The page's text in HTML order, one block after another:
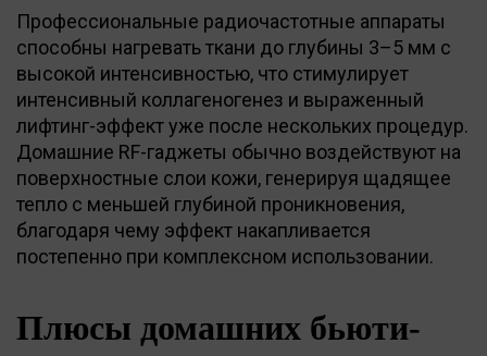
Профессиональные радиочастотные аппараты
способны нагревать ткани до глубины 3–5 мм с
высокой интенсивностью, что стимулирует
интенсивный коллагеногенез и выраженный
лифтинг-эффект уже после нескольких процедур.
Домашние RF-гаджеты обычно воздействуют на
поверхностные слои кожи, генерируя щадящее
тепло с меньшей глубиной проникновения,
благодаря чему эффект накапливается
постепенно при комплексном использовании.
Плюсы домашних бьюти-